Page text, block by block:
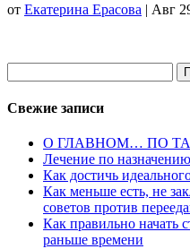
от Екатерина Ерасова | Авг
Свежие записи
О ГЛАВНОМ… ПО
Лечение по
Как достичь
Как меньше есть, не
советов против
Как правильно начать
раньше времени